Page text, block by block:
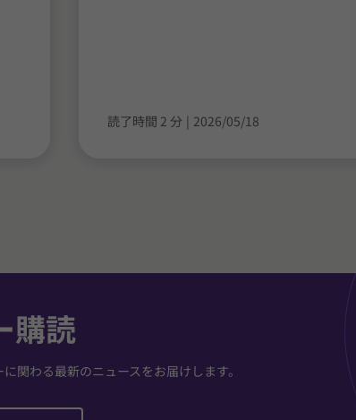
読了時間 2 分 | 2026/05/18
購読
関わる最新のニュースをお届けします。